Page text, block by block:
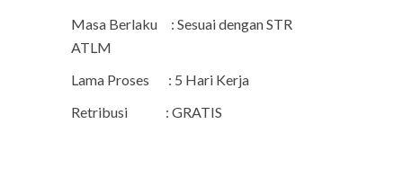
Masa Berlaku : Sesuai dengan STR
ATLM
Lama Proses : 5 Hari Kerja
Retribusi : GRATIS